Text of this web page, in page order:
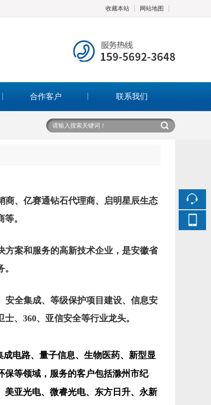
收藏本站 网站地图
合作客户 联系我们
商、亿赛通钻石代理商、启明星辰生态
。
方案和服务的高新技术企业，是安徽省
安全集成、等级保护项目建设、信息安
、 360、亚信安全等行业龙头。
电路、量子信息、生物医药、新型显
等领域，服务的客户包括滁州市纪
亚光电、微睿光电、东方日升、永新